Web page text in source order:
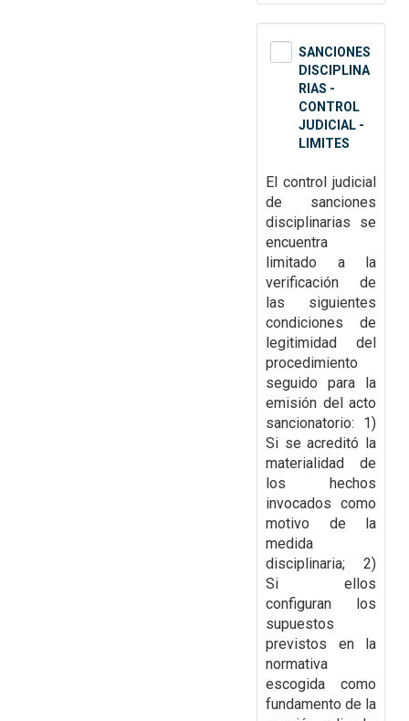
SANCIONES
DISCIPLINA
RIAS -
CONTROL
JUDICIAL -
LIMITES
El control judicial
de sanciones
disciplinarias se
encuentra
limitado a la
verificación de
las siguientes
condiciones de
legitimidad del
procedimiento
seguido para la
emisión del acto
sancionatorio: 1)
Si se acreditó la
materialidad de
los hechos
invocados como
motivo de la
medida
disciplinaria; 2)
Si ellos
configuran los
supuestos
previstos en la
normativa
escogida como
fundamento de la